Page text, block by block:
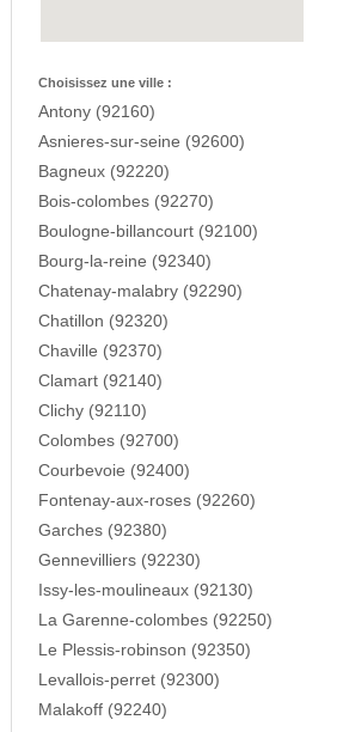
Choisissez une ville :
Antony (92160)
Asnieres-sur-seine (92600)
Bagneux (92220)
Bois-colombes (92270)
Boulogne-billancourt (92100)
Bourg-la-reine (92340)
Chatenay-malabry (92290)
Chatillon (92320)
Chaville (92370)
Clamart (92140)
Clichy (92110)
Colombes (92700)
Courbevoie (92400)
Fontenay-aux-roses (92260)
Garches (92380)
Gennevilliers (92230)
Issy-les-moulineaux (92130)
La Garenne-colombes (92250)
Le Plessis-robinson (92350)
Levallois-perret (92300)
Malakoff (92240)